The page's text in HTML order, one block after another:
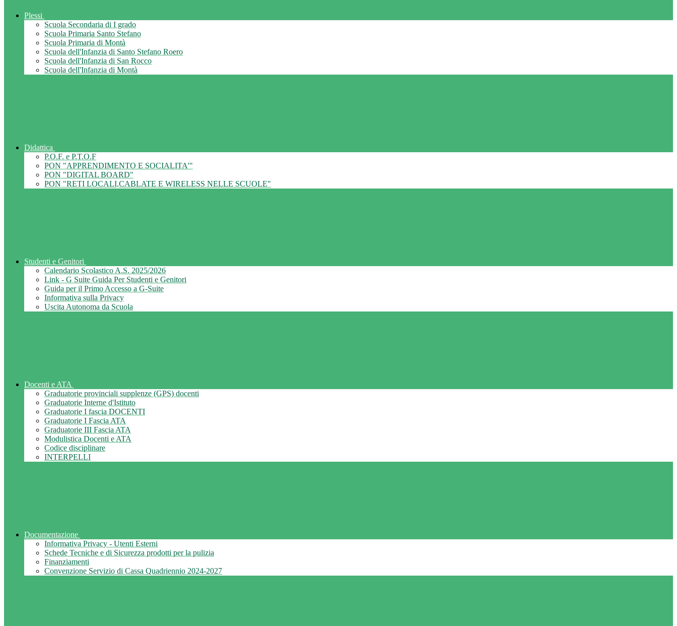
Plessi
Scuola Secondaria di I grado
Scuola Primaria Santo Stefano
Scuola Primaria di Montà
Scuola dell'Infanzia di Santo Stefano Roero
Scuola dell'Infanzia di San Rocco
Scuola dell'Infanzia di Montà
Didattica
P.O.F. e P.T.O.F
PON "APPRENDIMENTO E SOCIALITA'"
PON "DIGITAL BOARD"
PON "RETI LOCALI,CABLATE E WIRELESS NELLE SCUOLE"
Studenti e Genitori
Calendario Scolastico A.S. 2025/2026
Link - G Suite Guida Per Studenti e Genitori
Guida per il Primo Accesso a G-Suite
Informativa sulla Privacy
Uscita Autonoma da Scuola
Docenti e ATA
Graduatorie provinciali supplenze (GPS) docenti
Graduatorie Interne d'Istituto
Graduatorie I fascia DOCENTI
Graduatorie I Fascia ATA
Graduatorie III Fascia ATA
Modulistica Docenti e ATA
Codice disciplinare
INTERPELLI
Documentazione
Informativa Privacy - Utenti Esterni
Schede Tecniche e di Sicurezza prodotti per la pulizia
Finanziamenti
Convenzione Servizio di Cassa Quadriennio 2024-2027